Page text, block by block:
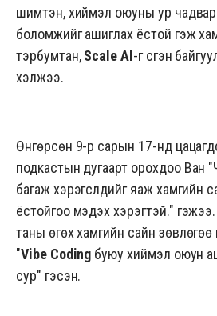
шимтэн, хиймэл оюуны ур
боломжийг ашиглах ёстой гэж
тэрбумтан,Scale AI-г үүсгэн
хэлжээ.
Өнгөрсөн 9-р сарын 17-нд
подкастын дугаарт орохдоо Ван
багаж хэрэгслүүдийг яаж хамгийн
ёстойгоо мэдэх хэрэгтэй." гэжээ.
таны өгөх хамгийн сайн
"Vibe Coding буюу хиймэл оюун
сур" гэсэн.